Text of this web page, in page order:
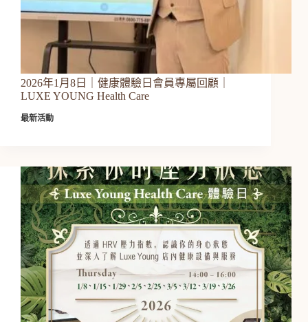
2026年1月8日｜健康體驗日會員專屬回顧｜
LUXE YOUNG Health Care
最新活動